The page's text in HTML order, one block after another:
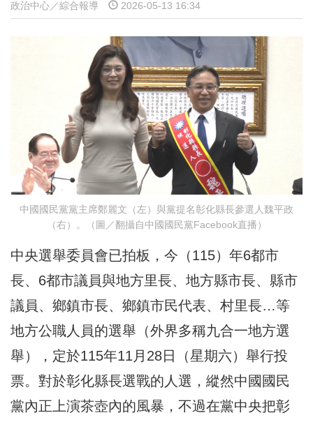
政治中心／綜合報導 2026-05-13 16:34
中國國民黨黨主席鄭麗文（左）與黨提名彰化縣長參選人魏平政
（右）。（圖／翻攝自中國國民黨Facebook直播）
中央選舉委員會已拍板，今（115）年6都市
長、6都市議員與地方里長、地方縣市長、縣市
議員、鄉鎮市長、鄉鎮市民代表、村里長…等
地方公職人員的選舉（外界多稱九合一地方選
舉），定於115年11月28日（星期六）舉行投
票。對於彰化縣長選戰的人選，縱然中國國民
黨內正上演茶壺內的風暴，不過在黨中央把彰